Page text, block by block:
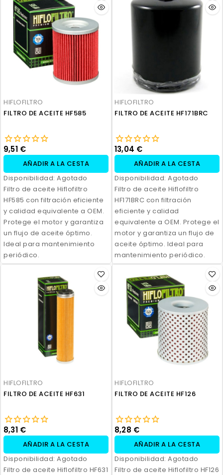
HIFLOFILTRO
FILTRO DE ACEITE HF585
9,51 €
AÑADIR A LA CESTA
Disponibilidad: Agotado
Filtro de aceite Hiflofiltro
HF585 con filtración eficiente
y calidad equivalente a OEM.
Protege el motor y garantiza
un flujo de aceite óptimo.
Ideal para mantenimiento
periódico.
HIFLOFILTRO
FILTRO DE ACEITE HF171BRC
13,04 €
AÑADIR A LA CESTA
Disponibilidad: Agotado
Filtro de aceite Hiflofiltro
HF171BRC con filtración
eficiente y calidad
equivalente a OEM. Protege el
motor y garantiza un flujo de
aceite óptimo. Ideal para
mantenimiento periódico.
HIFLOFILTRO
FILTRO DE ACEITE HF631
8,31 €
AÑADIR A LA CESTA
Disponibilidad: Agotado
Filtro de aceite Hiflofiltro HF631
HIFLOFILTRO
FILTRO DE ACEITE HF126
8,28 €
AÑADIR A LA CESTA
Disponibilidad: Agotado
Filtro de aceite Hiflofiltro HF126